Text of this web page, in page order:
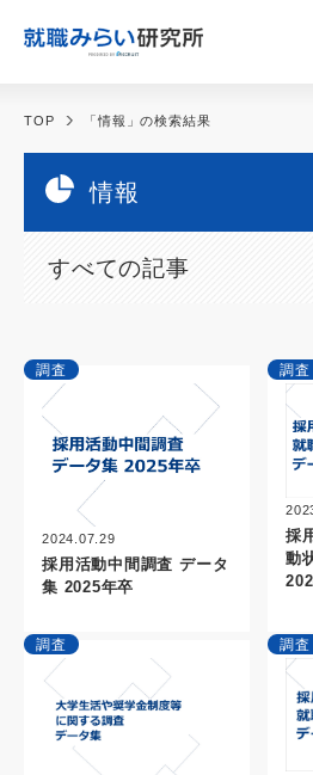
TOP 「情報」の検索結果
情報
すべての記事
調査
2024.07.29
採用活動中間調査 データ
集 2025年卒
調査
採
動
調査 調査